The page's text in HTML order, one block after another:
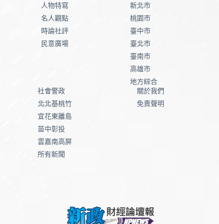
人物特寫
名人觀點
時論社評
民意廣場
新北市
桃園市
臺中市
臺北市
臺南市
高雄市
地方綜合
社會警政
北北基桃竹
宜花東離島
苗中彰投
雲嘉南高屏
所有新聞
關於我們
免責聲明